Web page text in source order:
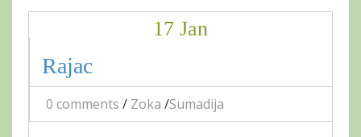
17 Jan
Rajac
0 comments / Zoka /Sumadija